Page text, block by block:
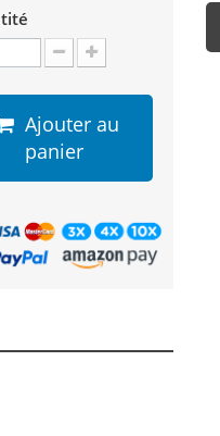
Ajouter au
panier